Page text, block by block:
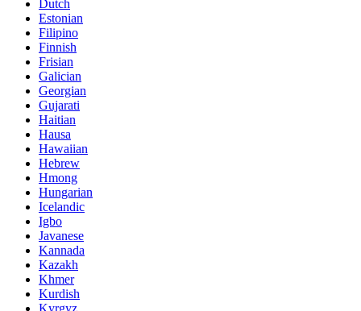
Dutch
Estonian
Filipino
Finnish
Frisian
Galician
Georgian
Gujarati
Haitian
Hausa
Hawaiian
Hebrew
Hmong
Hungarian
Icelandic
Igbo
Javanese
Kannada
Kazakh
Khmer
Kurdish